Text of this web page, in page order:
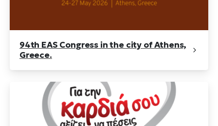
94th EAS Congress in the city of Athens,
Greece.